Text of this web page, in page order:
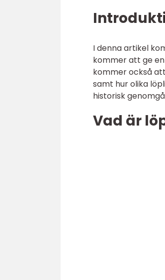
I denna artikel
kommer att ge
kommer också
samt hur olika
historisk
Vad är